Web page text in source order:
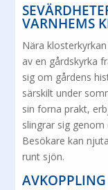
VARNHEMS
Nära
av en gårdskyrka
sig om gårdens
särskilt under
sin forna prakt,
slingrar sig
Besökare kan
runt sjön.
AVKOPPLING